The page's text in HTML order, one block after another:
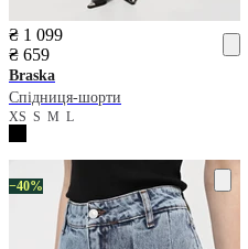
₴ 1 099
₴ 659
Braska
Спідниця-шорти
XS S M L
−40%